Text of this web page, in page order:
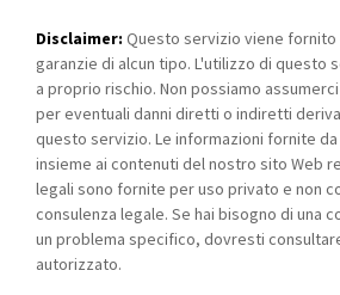
Disclaimer: Questo servizio viene
garanzie di alcun tipo. L'utilizzo di questo
a proprio rischio. Non possiamo
per eventuali danni diretti o indiretti
questo servizio. Le informazioni fornite
insieme ai contenuti del nostro sito Web
legali sono fornite per uso privato e non
consulenza legale. Se hai bisogno di una
un problema specifico, dovresti
autorizzato.